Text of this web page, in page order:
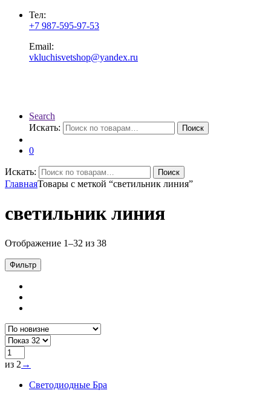
Тел:
+7 987-595-97-53
Email:
vkluchisvetshop@yandex.ru
Search
Искать:
Поиск
0
Искать: Поиск
ГлавнаяТовары с меткой “светильник линия”
светильник линия
Отображение 1–32 из 38
Фильтр
из 2 →
Светодиодные Бра